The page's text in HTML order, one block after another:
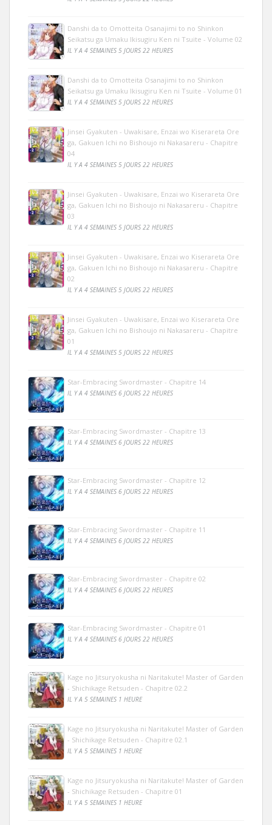
Danshi da to Omotteita Osanajimi to no Shinkon
Seikatsu ga Umaku Ikisugiru Ken ni Tsuite - Volume 02
IL Y A 4 SEMAINES 5 JOURS 22 HEURES
Danshi da to Omotteita Osanajimi to no Shinkon
Seikatsu ga Umaku Ikisugiru Ken ni Tsuite - Volume 01
IL Y A 4 SEMAINES 5 JOURS 22 HEURES
Jinsei Gyakuten - Uwakisare, Enzai wo Kiserareta Ore
ga, Gakuen Ichi no Bishoujo ni Nakasareru - Chapitre
04
IL Y A 4 SEMAINES 5 JOURS 22 HEURES
Jinsei Gyakuten - Uwakisare, Enzai wo Kiserareta Ore
ga, Gakuen Ichi no Bishoujo ni Nakasareru - Chapitre
03
IL Y A 4 SEMAINES 5 JOURS 22 HEURES
Jinsei Gyakuten - Uwakisare, Enzai wo Kiserareta Ore
ga, Gakuen Ichi no Bishoujo ni Nakasareru - Chapitre
02
IL Y A 4 SEMAINES 5 JOURS 22 HEURES
Jinsei Gyakuten - Uwakisare, Enzai wo Kiserareta Ore
ga, Gakuen Ichi no Bishoujo ni Nakasareru - Chapitre
01
IL Y A 4 SEMAINES 5 JOURS 22 HEURES
Star-Embracing Swordmaster - Chapitre 14
IL Y A 4 SEMAINES 6 JOURS 22 HEURES
Star-Embracing Swordmaster - Chapitre 13
IL Y A 4 SEMAINES 6 JOURS 22 HEURES
Star-Embracing Swordmaster - Chapitre 12
IL Y A 4 SEMAINES 6 JOURS 22 HEURES
Star-Embracing Swordmaster - Chapitre 11
IL Y A 4 SEMAINES 6 JOURS 22 HEURES
Star-Embracing Swordmaster - Chapitre 02
IL Y A 4 SEMAINES 6 JOURS 22 HEURES
Star-Embracing Swordmaster - Chapitre 01
IL Y A 4 SEMAINES 6 JOURS 22 HEURES
Kage no Jitsuryokusha ni Naritakute! Master of Garden
- Shichikage Retsuden - Chapitre 02.2
IL Y A 5 SEMAINES 1 HEURE
Kage no Jitsuryokusha ni Naritakute! Master of Garden
- Shichikage Retsuden - Chapitre 02.1
IL Y A 5 SEMAINES 1 HEURE
Kage no Jitsuryokusha ni Naritakute! Master of Garden
- Shichikage Retsuden - Chapitre 01
IL Y A 5 SEMAINES 1 HEURE